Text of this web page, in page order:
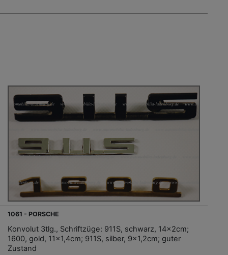
1061 - PORSCHE
Konvolut 3tlg., Schriftzüge: 911S, schwarz, 14x2cm;
1600, gold, 11x1,4cm; 911S, silber, 9x1,2cm; guter
Zustand